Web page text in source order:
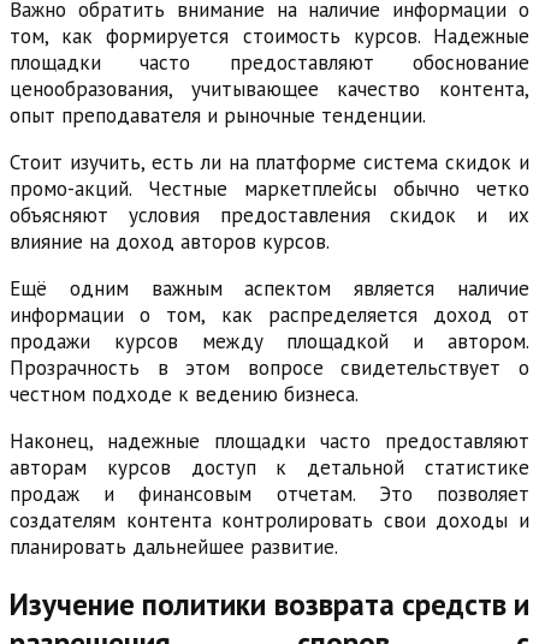
Важно обратить внимание на наличие информации о
том, как формируется стоимость курсов. Надежные
площадки часто предоставляют обоснование
ценообразования, учитывающее качество контента,
опыт преподавателя и рыночные тенденции.
Стоит изучить, есть ли на платформе система скидок и
промо-акций. Честные маркетплейсы обычно четко
объясняют условия предоставления скидок и их
влияние на доход авторов курсов.
Ещё одним важным аспектом является наличие
информации о том, как распределяется доход от
продажи курсов между площадкой и автором.
Прозрачность в этом вопросе свидетельствует о
честном подходе к ведению бизнеса.
Наконец, надежные площадки часто предоставляют
авторам курсов доступ к детальной статистике
продаж и финансовым отчетам. Это позволяет
создателям контента контролировать свои доходы и
планировать дальнейшее развитие.
Изучение политики возврата средств и